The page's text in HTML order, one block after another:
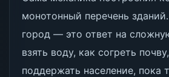
монотонный перечень
город — это ответ на
взять воду, как согреть
поддержать население, пока